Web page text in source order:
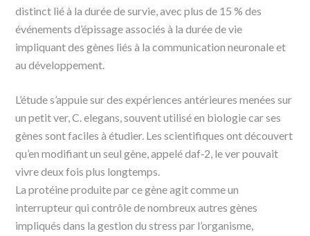
distinct lié à la durée de survie, avec plus de 15 % des
événements d’épissage associés à la durée de vie
impliquant des gènes liés à la communication neuronale et
au développement.
L’étude s’appuie sur des expériences antérieures menées sur
un petit ver, C. elegans, souvent utilisé en biologie car ses
gènes sont faciles à étudier. Les scientifiques ont découvert
qu’en modifiant un seul gène, appelé daf‑2, le ver pouvait
vivre deux fois plus longtemps.
La protéine produite par ce gène agit comme un
interrupteur qui contrôle de nombreux autres gènes
impliqués dans la gestion du stress par l’organisme,